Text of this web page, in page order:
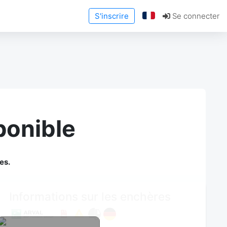
S'inscrire Se connecter